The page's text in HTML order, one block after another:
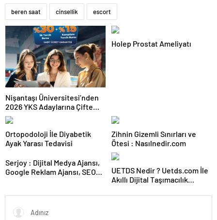
beren saat cinsellik escort
Nişantaşı Üniversitesi’nden
2026 YKS Adaylarına Çifte
Güvence: Sabit Ücret ve
Kesintisiz Burs
Holep Prostat Ameliyatı
Ortopodoloji İle Diyabetik
Ayak Yarası Tedavisi
Zihnin Gizemli Sınırları ve
Ötesi : Nasılnedir.com
Serjoy : Dijital Medya Ajansı,
Google Reklam Ajansı, SEO
UETDS Nedir ? Uetds.com İle
Akıllı Dijital Taşımacılık